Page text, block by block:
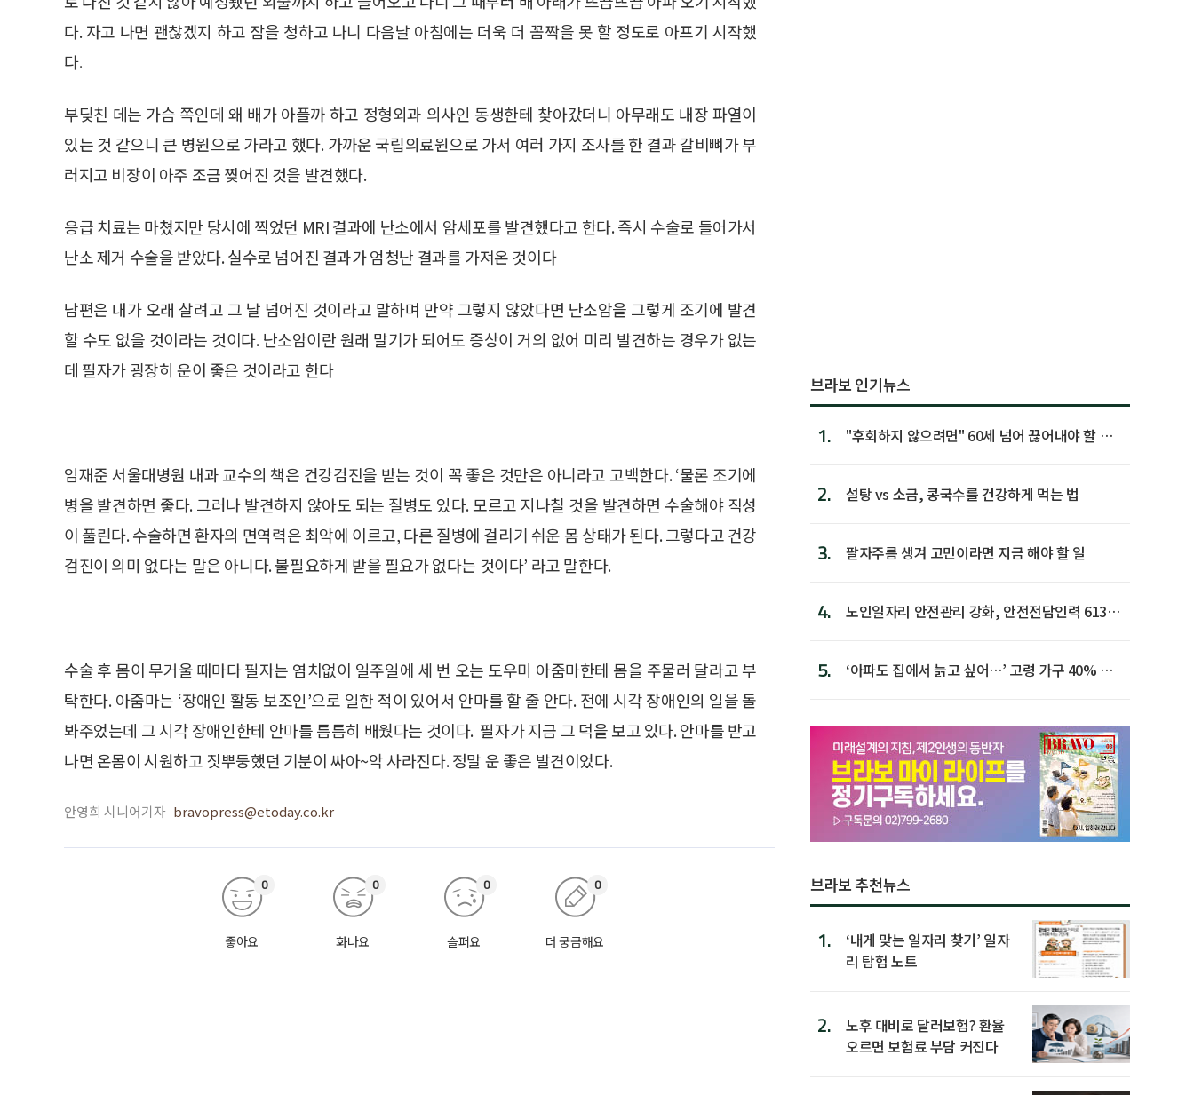
다. 자고 나면 괜찮겠지 하고 잠을 청하고 나니 다음날 아침에는 더욱 더 꼼짝을 못 할 정도로 아프기 시작했
다.
부딪친 데는 가슴 쪽인데 왜 배가 아플까 하고 정형외과 의사인 동생한테 찾아갔더니 아무래도 내장 파열이
있는 것 같으니 큰 병원으로 가라고 했다. 가까운 국립의료원으로 가서 여러 가지 조사를 한 결과 갈비뼈가 부
러지고 비장이 아주 조금 찢어진 것을 발견했다.
응급 치료는 마쳤지만 당시에 찍었던 MRI 결과에 난소에서 암세포를 발견했다고 한다. 즉시 수술로 들어가서
난소 제거 수술을 받았다. 실수로 넘어진 결과가 엄청난 결과를 가져온 것이다
남편은 내가 오래 살려고 그 날 넘어진 것이라고 말하며 만약 그렇지 않았다면 난소암을 그렇게 조기에 발견
할 수도 없을 것이라는 것이다. 난소암이란 원래 말기가 되어도 증상이 거의 없어 미리 발견하는 경우가 없는
데 필자가 굉장히 운이 좋은 것이라고 한다
임재준 서울대병원 내과 교수의 책은 건강검진을 받는 것이 꼭 좋은 것만은 아니라고 고백한다. ‘물론 조기에
병을 발견하면 좋다. 그러나 발견하지 않아도 되는 질병도 있다. 모르고 지나칠 것을 발견하면 수술해야 직성
이 풀린다. 수술하면 환자의 면역력은 최악에 이르고, 다른 질병에 걸리기 쉬운 몸 상태가 된다. 그렇다고 건강
검진이 의미 없다는 말은 아니다. 불필요하게 받을 필요가 없다는 것이다’ 라고 말한다.
수술 후 몸이 무거울 때마다 필자는 염치없이 일주일에 세 번 오는 도우미 아줌마한테 몸을 주물러 달라고 부
탁한다. 아줌마는 ‘장애인 활동 보조인’으로 일한 적이 있어서 안마를 할 줄 안다. 전에 시각 장애인의 일을 돌
봐주었는데 그 시각 장애인한테 안마를 틈틈히 배웠다는 것이다. 필자가 지금 그 덕을 보고 있다. 안마를 받고
나면 온몸이 시원하고 짓뿌둥했던 기분이 싸아~악 사라진다. 정말 운 좋은 발견이었다.
안영희 시니어기자 bravopress@etoday.co.kr
좋아요
0
화나요
0
슬퍼요
0
더 궁금해요
0
브라보 인기뉴스
1.
"후회하지 않으려면" 60세 넘어 끊어내야 할 사
2. 설탕 vs 소금, 콩국수를 건강하게 먹는 법
3. 팔자주름 생겨 고민이라면 지금 해야 할 일
4.
노인일자리 안전관리 강화, 안전전담인력 613명
5.
‘아파도 집에서 늙고 싶어…’ 고령 가구 40% 노
브라보 추천뉴스
1.
‘내게 맞는 일자리 찾기’ 일자
리 탐험 노트
2.
노후 대비로 달러보험? 환율
오르면 보험료 부담 커진다